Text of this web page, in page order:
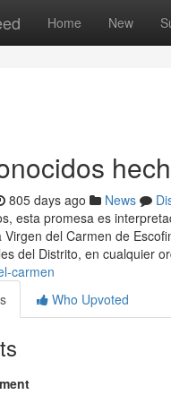
Home New
805 days ago News
esta promesa es
Virgen del Carmen de
del Distrito, en cualquier
carmen
Who Upvoted